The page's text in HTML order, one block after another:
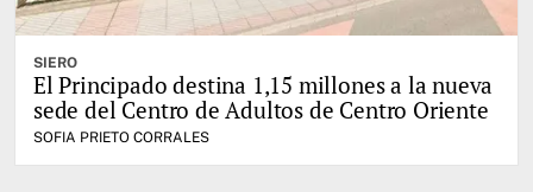
SIERO
El Principado destina 1,15 millones a la nueva
sede del Centro de Adultos de Centro Oriente
SOFIA PRIETO CORRALES